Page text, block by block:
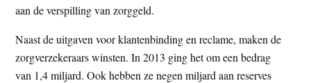
aan de verspilling van zorggeld.
Naast de uitgaven voor klantenbinding en reclame, maken de
zorgverzekeraars winsten. In 2013 ging het om een bedrag
van 1,4 miljard. Ook hebben ze negen miljard aan reserves